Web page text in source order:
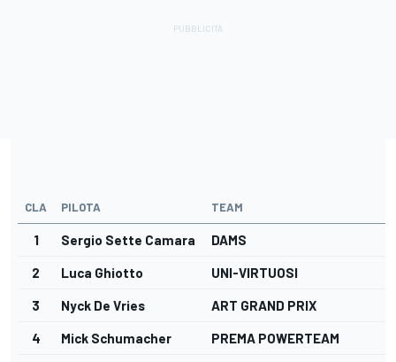
CLA PILOTA TEAM
1 Sergio Sette Camara DAMS
2 Luca Ghiotto UNI-VIRTUOSI
3 Nyck De Vries ART GRAND PRIX
4 Mick Schumacher PREMA POWERTEAM